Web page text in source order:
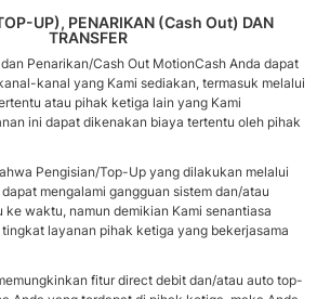
UP), PENARIKAN (Cash Out) DAN
TRANSFER
Penarikan/Cash Out MotionCash Anda dapat
kanal yang Kami sediakan, termasuk melalui
atau pihak ketiga lain yang Kami
ini dapat dikenakan biaya tertentu oleh pihak
Pengisian/Top-Up yang dilakukan melalui
mengalami gangguan sistem dan/atau
ke waktu, namun demikian Kami senantiasa
layanan pihak ketiga yang bekerjasama
fitur direct debit dan/atau auto top-